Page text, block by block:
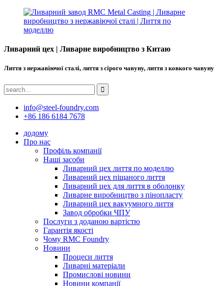
Ливарний цех | Ливарне виробництво з Китаю
Лиття з нержавіючої сталі, лиття з сірого чавуну, лиття з ковкого чавуну
info@steel-foundry.com
+86 186 6184 7678
додому
Про нас
Профіль компанії
Наші засоби
Ливарний цех лиття по моделлю
Ливарний цех піщаного лиття
Ливарний цех для лиття в оболонку
Ливарне виробництво з пінопласту
Ливарний цех вакуумного лиття
Завод обробки ЧПУ
Послуги з доданою вартістю
Гарантія якості
Чому RMC Foundry
Новини
Процеси лиття
Ливарні матеріали
Промислові новини
Новини компанії